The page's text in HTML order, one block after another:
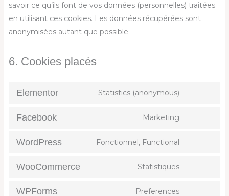
savoir ce qu’ils font de vos données (personnelles) traitées
en utilisant ces cookies. Les données récupérées sont
anonymisées autant que possible.
6. Cookies placés
Elementor Statistics (anonymous)
Facebook Marketing
WordPress Fonctionnel, Functional
WooCommerce Statistiques
WPForms Preferences